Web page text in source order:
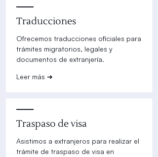
Traducciones
Ofrecemos traducciones oficiales para
trámites migratorios, legales y
documentos de extranjería.
Leer más ➜
Traspaso de visa
Asistimos a extranjeros para realizar el
trámite de traspaso de visa en